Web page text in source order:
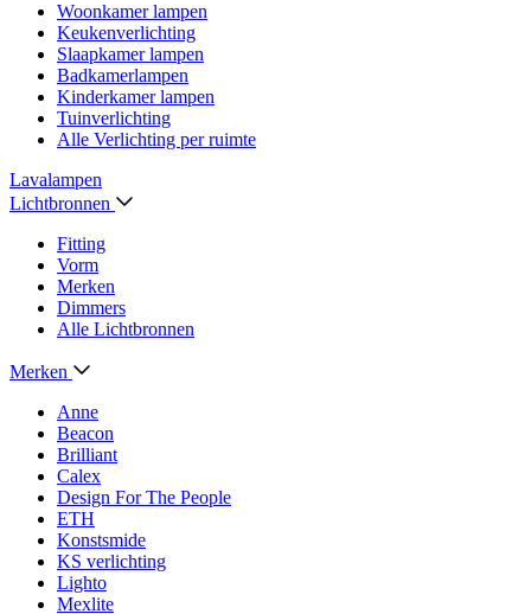
Woonkamer lampen
Keukenverlichting
Slaapkamer lampen
Badkamerlampen
Kinderkamer lampen
Tuinverlichting
Alle Verlichting per ruimte
Lavalampen
Lichtbronnen
Fitting
Vorm
Merken
Dimmers
Alle Lichtbronnen
Merken
Anne
Beacon
Brilliant
Calex
Design For The People
ETH
Konstsmide
KS verlichting
Lighto
Mexlite